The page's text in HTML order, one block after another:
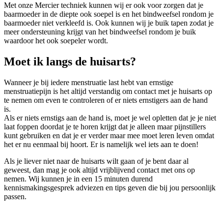
Met onze Mercier techniek kunnen wij er ook voor zorgen dat je
baarmoeder in de diepte ook soepel is en het bindweefsel rondom je
baarmoeder niet verkleefd is. Ook kunnen wij je buik tapen zodat je
meer ondersteuning krijgt van het bindweefsel rondom je buik
waardoor het ook soepeler wordt.
Moet ik langs de huisarts?
Wanneer je bij iedere menstruatie last hebt van ernstige
menstruatiepijn is het altijd verstandig om contact met je huisarts op
te nemen om even te controleren of er niets ernstigers aan de hand
is.
Als er niets ernstigs aan de hand is, moet je wel opletten dat je je niet
laat foppen doordat je te horen krijgt dat je alleen maar pijnstillers
kunt gebruiken en dat je er verder maar mee moet leren leven omdat
het er nu eenmaal bij hoort. Er is namelijk wel iets aan te doen!
Als je liever niet naar de huisarts wilt gaan of je bent daar al
geweest, dan mag je ook altijd vrijblijvend contact met ons op
nemen. Wij kunnen je in een 15 minuten durend
kennismakingsgesprek adviezen en tips geven die bij jou persoonlijk
passen.